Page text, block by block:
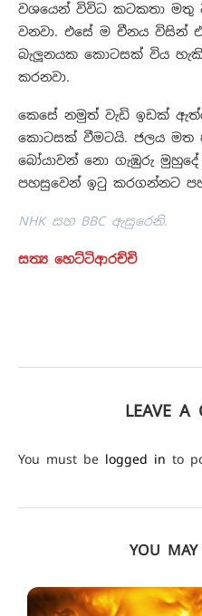
වශයෙන් විවිධ කටකතා මතු
වනවා. එසේ ම චීනය විසින්
බැලූනයක කොටසක් විය
කරනවා.
කෙසේ නමුත් වැඩි ඉඩක්
කොටසක් වීමටයි. ජලය මත
බෝයාවන් නො ගැඹුරු මුහුදේ
පහසුවෙන් ඉටු කරගන්නට
NHK සහ BBC ඇසුරෙනි.
සත්‍ය හෙට්ටිආරච්චි
LEAVE A
You must be logged in to
YOU MAY